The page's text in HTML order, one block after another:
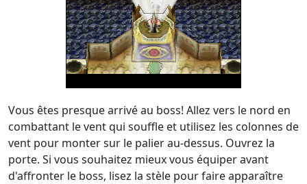
Vous êtes presque arrivé au boss! Allez vers le nord en
combattant le vent qui souffle et utilisez les colonnes de
vent pour monter sur le palier au-dessus. Ouvrez la
porte. Si vous souhaitez mieux vous équiper avant
d'affronter le boss, lisez la stèle pour faire apparaître